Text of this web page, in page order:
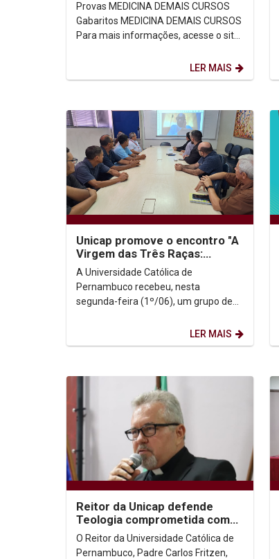
Provas MEDICINA DEMAIS CURSOS
Gabaritos MEDICINA DEMAIS CURSOS
Para mais informações, acesse o site
LER MAIS
Unicap promove o encontro "A
Virgem das Três Raças:
Guadalupe, Luján e Aparecida"
A Universidade Católica de
Pernambuco recebeu, nesta
segunda-feira (1º/06), um grupo de
o caminho histórico realizado...LER MAIS
Reitor da Unicap defende
Teologia comprometida com
os desafios das cidades
contemporâneas
O Reitor da Universidade Católica de
Pernambuco, Padre Carlos Fritzen,